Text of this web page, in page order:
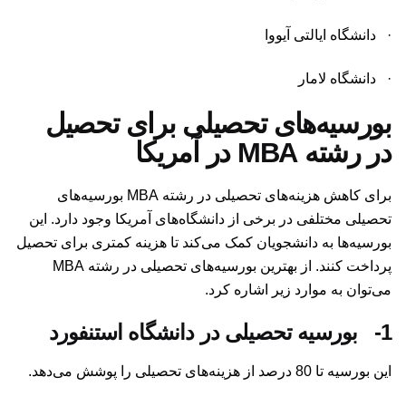
· دانشگاه ایالتی آیووا
· دانشگاه لامار
بورسیه‌های تحصیلی برای تحصیل
در رشته MBA در آمریکا
برای کاهش هزینه‌های تحصیلی در رشته MBA بورسیه‌های
تحصیلی مختلفی در برخی از دانشگاه‌های آمریکا وجود دارد. این
بورسیه‌ها به دانشجویان کمک می‌کند تا هزینه کمتری برای تحصیل
پرداخت کنند. از بهترین بورسیه‌های تحصیلی در رشته MBA
می‌توان به موارد زیر اشاره کرد.
1- بورسیه تحصیلی در دانشگاه استنفورد
این بورسیه تا 80 درصد از هزینه‌های تحصیلی را پوشش می‌دهد.